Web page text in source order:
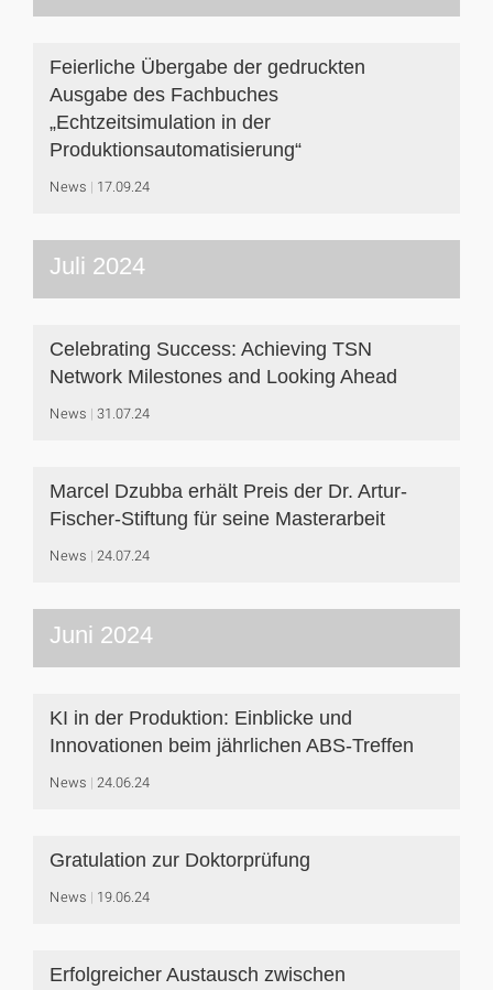
Feierliche Übergabe der gedruckten
Ausgabe des Fachbuches
„Echtzeitsimulation in der
Produktionsautomatisierung“
News 17.09.24
Juli 2024
Celebrating Success: Achieving TSN
Network Milestones and Looking Ahead
News 31.07.24
Marcel Dzubba erhält Preis der Dr. Artur-
Fischer-Stiftung für seine Masterarbeit
News 24.07.24
Juni 2024
KI in der Produktion: Einblicke und
Innovationen beim jährlichen ABS-Treffen
News 24.06.24
Gratulation zur Doktorprüfung
News 19.06.24
Erfolgreicher Austausch zwischen